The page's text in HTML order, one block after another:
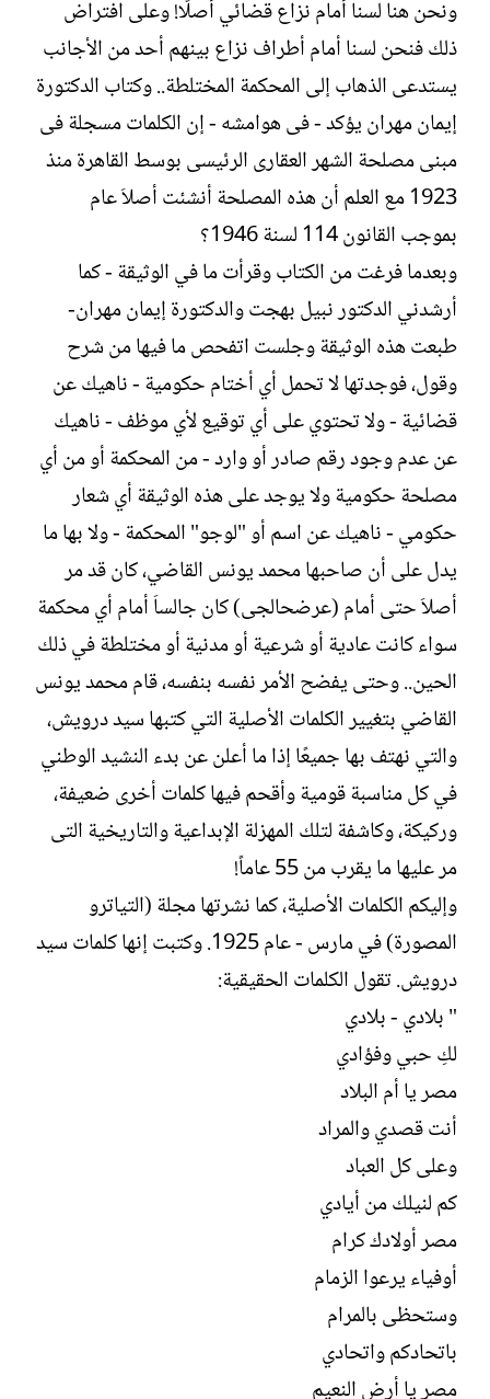
ونحن هنا لسنا أمام نزاع قضائي أصلًا! وعلى افتراض
ذلك فنحن لسنا أمام أطراف نزاع بينهم أحد من الأجانب
يستدعى الذهاب إلى المحكمة المختلطة.. وكتاب الدكتورة
إيمان مهران يؤكد - فى هوامشه - إن الكلمات مسجلة فى
مبنى مصلحة الشهر العقارى الرئيسى بوسط القاهرة منذ
1923 مع العلم أن هذه المصلحة أنشئت أصلاَ عام
بموجب القانون 114 لسنة 1946؟
وبعدما فرغت من الكتاب وقرأت ما في الوثيقة - كما
أرشدني الدكتور نبيل بهجت والدكتورة إيمان مهران-
طبعت هذه الوثيقة وجلست اتفحص ما فيها من شرح
وقول، فوجدتها لا تحمل أي أختام حكومية - ناهيك عن
قضائية - ولا تحتوي على أي توقيع لأي موظف - ناهيك
عن عدم وجود رقم صادر أو وارد - من المحكمة أو من أي
مصلحة حكومية ولا يوجد على هذه الوثيقة أي شعار
حكومي - ناهيك عن اسم أو "لوجو" المحكمة - ولا بها ما
يدل على أن صاحبها محمد يونس القاضي، كان قد مر
أصلاَ حتى أمام (عرضحالجى) كان جالساَ أمام أي محكمة
سواء كانت عادية أو شرعية أو مدنية أو مختلطة في ذلك
الحين.. وحتى يفضح الأمر نفسه بنفسه، قام محمد يونس
القاضي بتغيير الكلمات الأصلية التي كتبها سيد درويش،
والتي نهتف بها جميعًا إذا ما أعلن عن بدء النشيد الوطني
في كل مناسبة قومية وأقحم فيها كلمات أخرى ضعيفة،
وركيكة، وكاشفة لتلك المهزلة الإبداعية والتاريخية التى
مر عليها ما يقرب من 55 عاماً!
وإليكم الكلمات الأصلية، كما نشرتها مجلة (التياترو
المصورة) في مارس - عام 1925. وكتبت إنها كلمات سيد
درويش. تقول الكلمات الحقيقية:
" بلادي - بلادي
لكِ حبي وفؤادي
مصر يا أم البلاد
أنت قصدي والمراد
وعلى كل العباد
كم لنيلك من أيادي
مصر أولادك كرام
أوفياء يرعوا الزمام
وستحظى بالمرام
باتحادكم واتحادي
مصر يا أرض النعيم